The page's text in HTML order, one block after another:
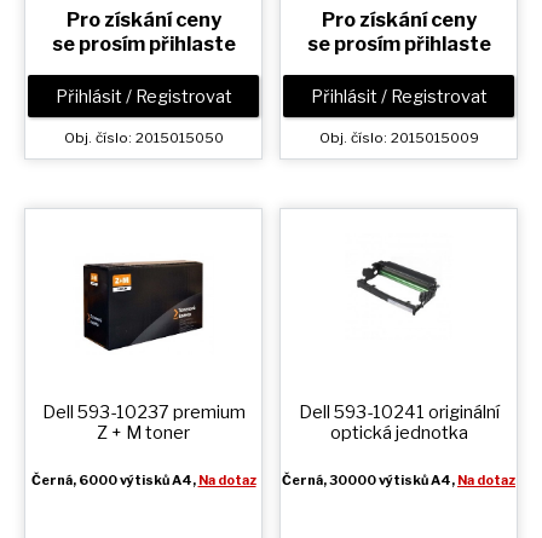
Pro získání ceny
se prosím přihlaste
Přihlásit / Registrovat
Obj. číslo: 2015015050
Pro získání ceny
se prosím přihlaste
Přihlásit / Registrovat
Obj. číslo: 2015015009
Dell 593-10237 premium
Z + M toner
Černá, 6000 výtisků A4, Na dotaz
Dell 593-10241 originální
optická jednotka
Černá, 30000 výtisků A4, Na dotaz